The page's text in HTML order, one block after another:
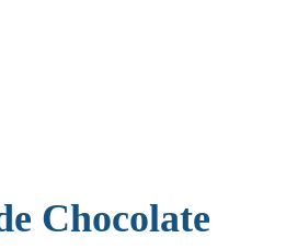
Chocolate